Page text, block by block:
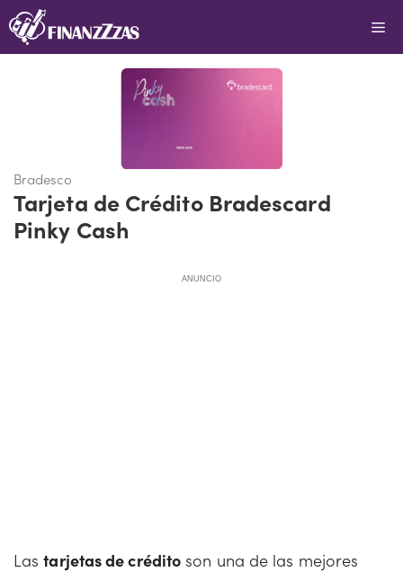
Saltar
al
Bradesco
Tarjeta de Crédito Bradescard
Pinky Cash
ANUNCIO
Lastarjetas de crédito son una de las mejores